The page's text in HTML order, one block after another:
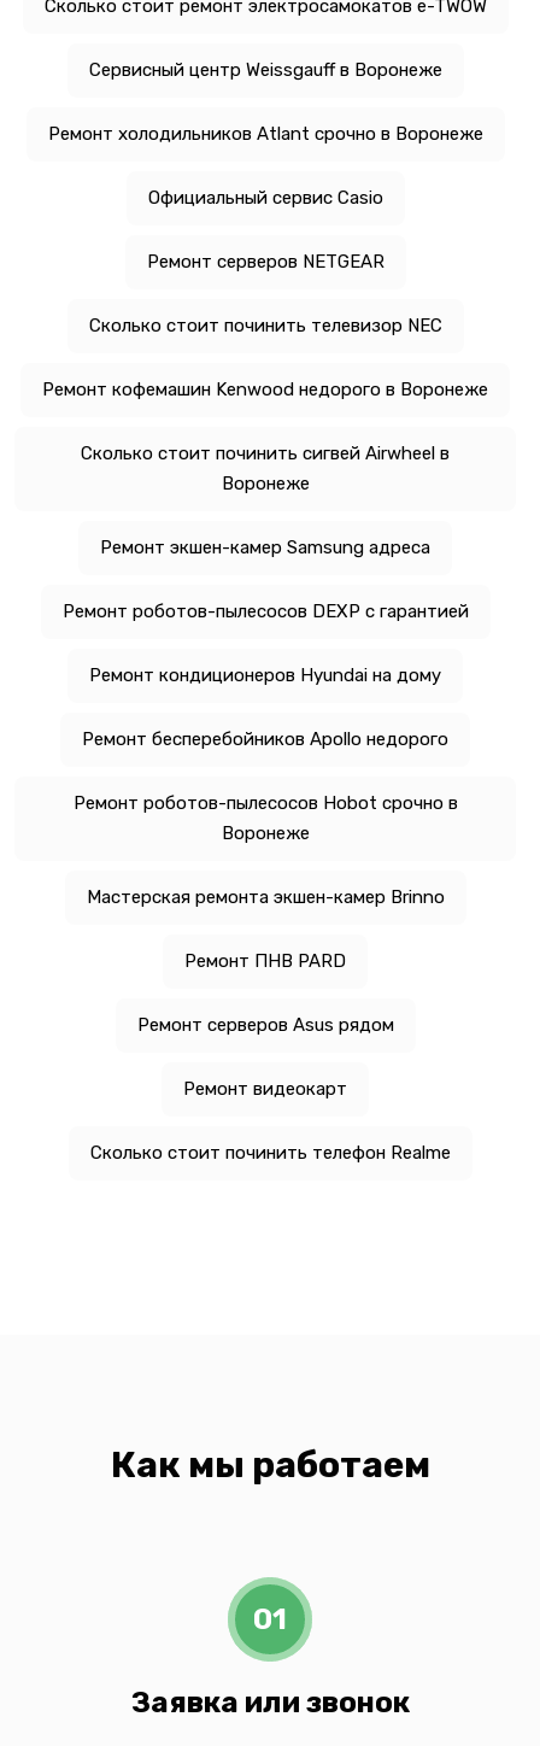
Сколько стоит ремонт электросамокатов e-TWOW
Сервисный центр Weissgauff в Воронеже
Ремонт холодильников Atlant срочно в Воронеже
Официальный сервис Casio
Ремонт серверов NETGEAR
Сколько стоит починить телевизор NEC
Ремонт кофемашин Kenwood недорого в Воронеже
Сколько стоит починить сигвей Airwheel в
Воронеже
Ремонт экшен-камер Samsung адреса
Ремонт роботов-пылесосов DEXP с гарантией
Ремонт кондиционеров Hyundai на дому
Ремонт бесперебойников Apollo недорого
Ремонт роботов-пылесосов Hobot срочно в
Воронеже
Мастерская ремонта экшен-камер Brinno
Ремонт ПНВ PARD
Ремонт серверов Asus рядом
Ремонт видеокарт
Сколько стоит починить телефон Realme
Как мы работаем
01
Заявка или звонок